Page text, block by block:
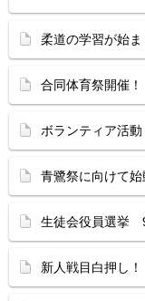
柔道の学習が始
合同体育祭開催
ボランティア活
青鷺祭に向けて
生徒会役員選挙
新人戦目白押し